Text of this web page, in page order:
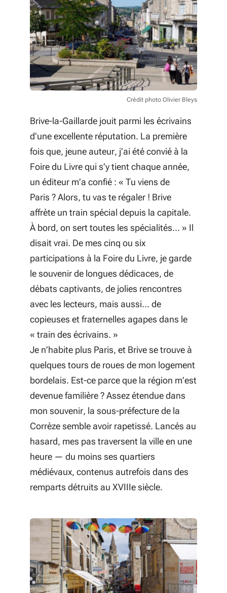
Crédit photo Olivier Bleys
Brive-la-Gaillarde jouit parmi les écrivains
d’une excellente réputation. La première
fois que, jeune auteur, j’ai été convié à la
Foire du Livre qui s’y tient chaque année,
un éditeur m’a confié : « Tu viens de
Paris ? Alors, tu vas te régaler ! Brive
affrète un train spécial depuis la capitale.
À bord, on sert toutes les spécialités... » Il
disait vrai. De mes cinq ou six
participations à la Foire du Livre, je garde
le souvenir de longues dédicaces, de
débats captivants, de jolies rencontres
avec les lecteurs, mais aussi… de
copieuses et fraternelles agapes dans le
« train des écrivains. »
Je n’habite plus Paris, et Brive se trouve à
quelques tours de roues de mon logement
bordelais. Est-ce parce que la région m’est
devenue familière ? Assez étendue dans
mon souvenir, la sous-préfecture de la
Corrèze semble avoir rapetissé. Lancés au
hasard, mes pas traversent la ville en une
heure — du moins ses quartiers
médiévaux, contenus autrefois dans des
remparts détruits au XVIIIe siècle.